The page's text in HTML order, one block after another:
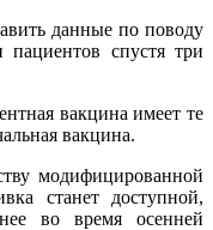
данные по поводу
пациентов спустя три
вакцина имеет те
вакцина.
модифицированной
станет доступной,
во время осенней